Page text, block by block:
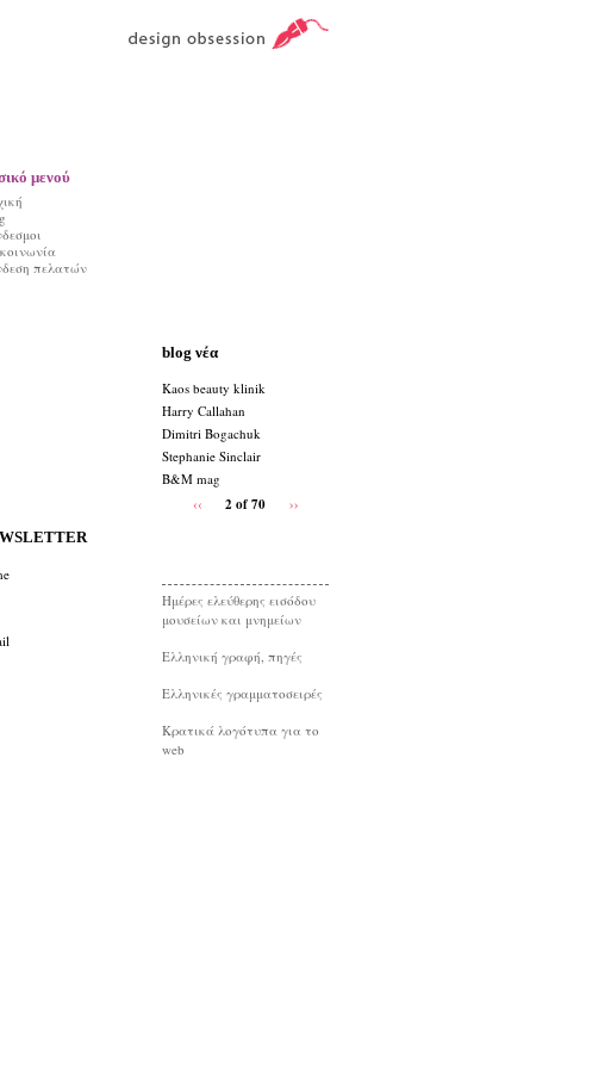
μενού
πελατών
blog νέα
Κaos beauty klinik
Harry Callahan
Dimitri Bogachuk
Stephanie Sinclair
Β&Μ mag
‹‹
2 of 70 ››
Ημέρες ελεύθερης εισόδου
μουσείων και μνημείων
Eλληνική γραφή, πηγές
Ελληνικές γραμματοσειρές
Κρατικά λογότυπα για το
web